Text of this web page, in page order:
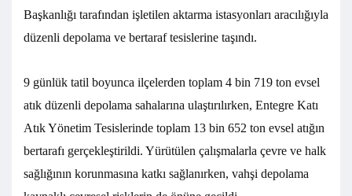
Başkanlığı tarafından işletilen aktarma istasyonları aracılığıyla
düzenli depolama ve bertaraf tesislerine taşındı.
9 günlük tatil boyunca ilçelerden toplam 4 bin 719 ton evsel
atık düzenli depolama sahalarına ulaştırılırken, Entegre Katı
Atık Yönetim Tesislerinde toplam 13 bin 652 ton evsel atığın
bertarafı gerçekleştirildi. Yürütülen çalışmalarla çevre ve halk
sağlığının korunmasına katkı sağlanırken, vahşi depolama